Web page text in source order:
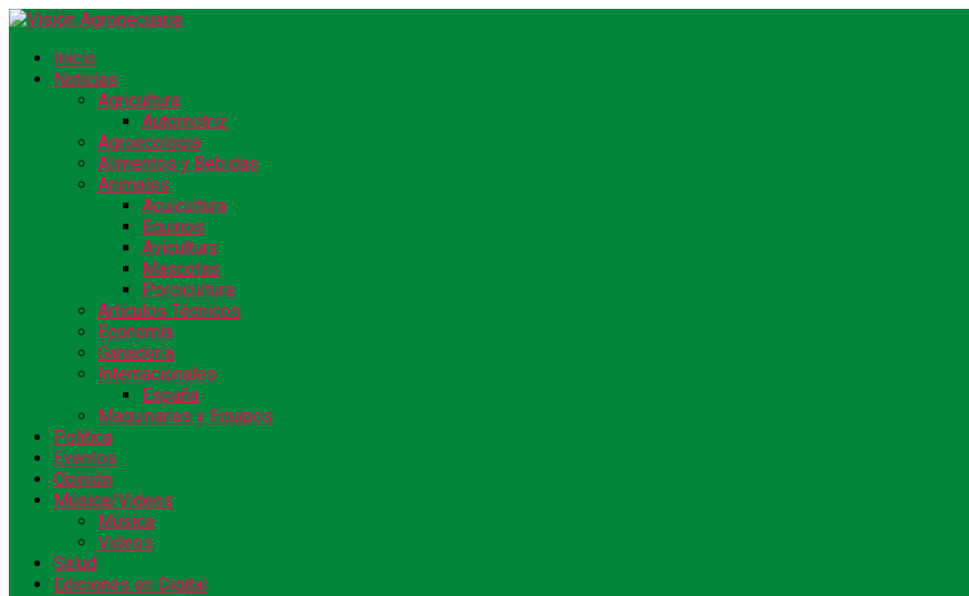
Inicio
Noticias
Agricultura
Automotriz
Agroecología
Alimentos y Bebidas
Animales
Acuicultura
Equinos
Avicultura
Mascotas
Porcicultura
Artículos Técnicos
Economía
Ganadería
Internacionales
España
Maquinarias y Equipos
Política
Eventos
Opinión
Música/Videos
Música
Videos
Salud
Ediciones en Digital